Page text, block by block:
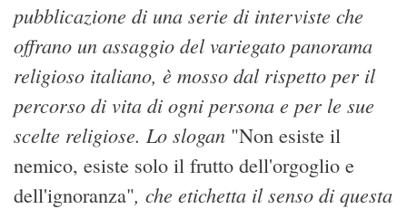
pubblicazione di una serie di interviste che
offrano un assaggio del variegato panorama
religioso italiano, è mosso dal rispetto per il
percorso di vita di ogni persona e per le sue
scelte religiose. Lo slogan "Non esiste il
nemico, esiste solo il frutto dell'orgoglio e
dell'ignoranza", che etichetta il senso di questa